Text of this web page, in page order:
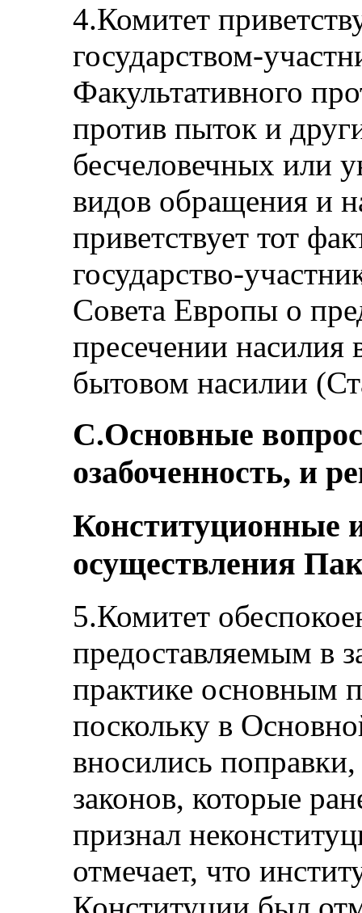
4.Комитет
государством-
Факультативного
против пыток и
бесчеловечных или
видов обращения и
приветствует тот
государство-
Совета Европы о
пресечении
бытовом насилии
C.Основные
озабоченность, и
Конституционные
осуществления
5.Комитет
предоставляемым в
практике основным
поскольку в
вносились
законов, которые
признал
отмечает, что